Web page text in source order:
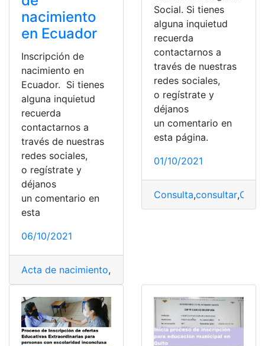
nacimiento
en Ecuador
Inscripción de
nacimiento en
Ecuador. Si tienes
alguna inquietud
recuerda
contactarnos a
través de nuestras
redes sociales,
o regístrate y
déjanos
un comentario en
esta
06/10/2021
Acta de nacimiento,
Social. Si tienes
alguna inquietud
recuerda
contactarnos a
través de nuestras
redes sociales,
o regístrate y
déjanos
un comentario en
esta página.
01/10/2021
Consulta,consultar,